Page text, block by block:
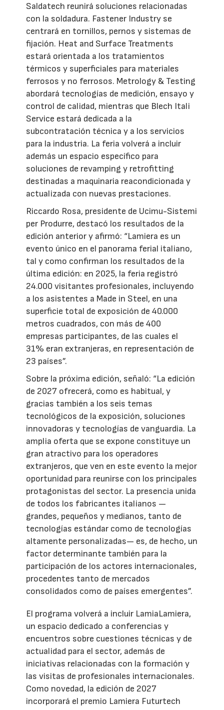
Saldatech reunirá soluciones relacionadas
con la soldadura. Fastener Industry se
centrará en tornillos, pernos y sistemas de
fijación. Heat and Surface Treatments
estará orientada a los tratamientos
térmicos y superficiales para materiales
ferrosos y no ferrosos. Metrology & Testing
abordará tecnologías de medición, ensayo y
control de calidad, mientras que Blech Itali
Service estará dedicada a la
subcontratación técnica y a los servicios
para la industria. La feria volverá a incluir
además un espacio específico para
soluciones de revamping y retrofitting
destinadas a maquinaria reacondicionada y
actualizada con nuevas prestaciones.
Riccardo Rosa, presidente de Ucimu-Sistemi
per Produrre, destacó los resultados de la
edición anterior y afirmó: “Lamiera es un
evento único en el panorama ferial italiano,
tal y como confirman los resultados de la
última edición: en 2025, la feria registró
24.000 visitantes profesionales, incluyendo
a los asistentes a Made in Steel, en una
superficie total de exposición de 40.000
metros cuadrados, con más de 400
empresas participantes, de las cuales el
31% eran extranjeras, en representación de
23 países”.
Sobre la próxima edición, señaló: “La edición
de 2027 ofrecerá, como es habitual, y
gracias también a los seis temas
tecnológicos de la exposición, soluciones
innovadoras y tecnologías de vanguardia. La
amplia oferta que se expone constituye un
gran atractivo para los operadores
extranjeros, que ven en este evento la mejor
oportunidad para reunirse con los principales
protagonistas del sector. La presencia unida
de todos los fabricantes italianos —
grandes, pequeños y medianos, tanto de
tecnologías estándar como de tecnologías
altamente personalizadas— es, de hecho, un
factor determinante también para la
participación de los actores internacionales,
procedentes tanto de mercados
consolidados como de países emergentes”.
El programa volverá a incluir LamiaLamiera,
un espacio dedicado a conferencias y
encuentros sobre cuestiones técnicas y de
actualidad para el sector, además de
iniciativas relacionadas con la formación y
las visitas de profesionales internacionales.
Como novedad, la edición de 2027
incorporará el premio Lamiera Futurtech